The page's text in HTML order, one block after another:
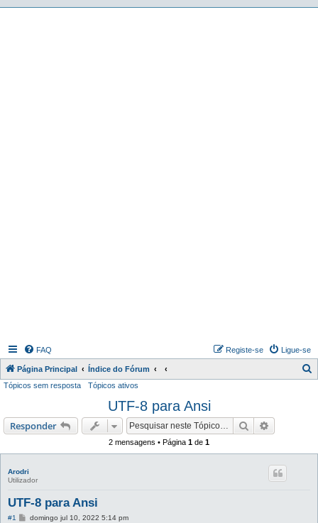
FAQ Ligue-se
Registe-se
Página Principal Índice do Fórum
i
Tópicos sem resposta Tópicos ativos
UTF-8 para Ansi
Responder Pesquisar
2 mensagens • Página 1 de 1
Arodri
Utilizador
UTF-8 para Ansi
#1
Mdomingo jul 10, 2022 5:14 pm